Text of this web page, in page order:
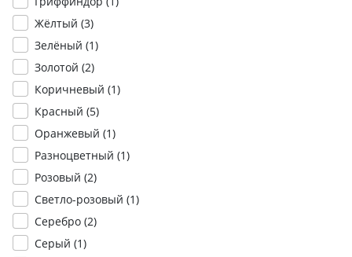
Жёлтый (3)
Зелёный (1)
Золотой (2)
Коричневый (1)
Красный (5)
Оранжевый (1)
Разноцветный (1)
Розовый (2)
Светло-розовый (1)
Серебро (2)
Серый (1)